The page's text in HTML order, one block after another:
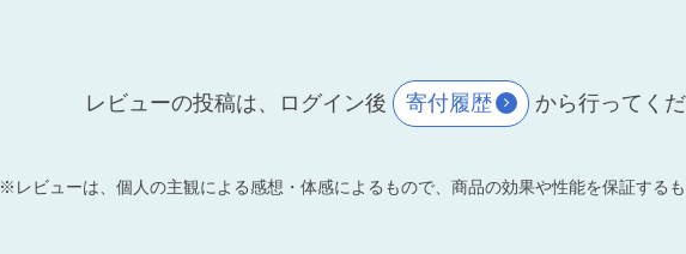
レビューの投稿は、ログイン後 寄付履歴 から行ってくだ
※レビューは、個人の主観による感想・体感によるもので、商品の効果や性能を保証するも